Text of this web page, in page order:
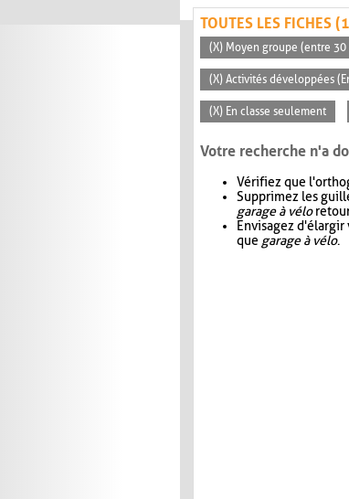
TOUTES LES FICHES
(X) Moyen groupe (entre
(X) Activités développées
(X) En classe seulement
Votre recherche n'a
Vérifiez que
Supprimez les
garage à vélo
Envisagez
que garage à vélo.